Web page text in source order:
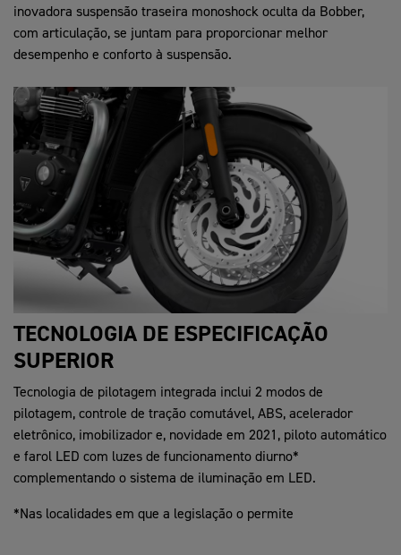
inovadora suspensão traseira monoshock oculta da Bobber,
com articulação, se juntam para proporcionar melhor
desempenho e conforto à suspensão.
TECNOLOGIA DE ESPECIFICAÇÃO
SUPERIOR
Tecnologia de pilotagem integrada inclui 2 modos de
pilotagem, controle de tração comutável, ABS, acelerador
eletrônico, imobilizador e, novidade em 2021, piloto automático
e farol LED com luzes de funcionamento diurno*
complementando o sistema de iluminação em LED.
*Nas localidades em que a legislação o permite